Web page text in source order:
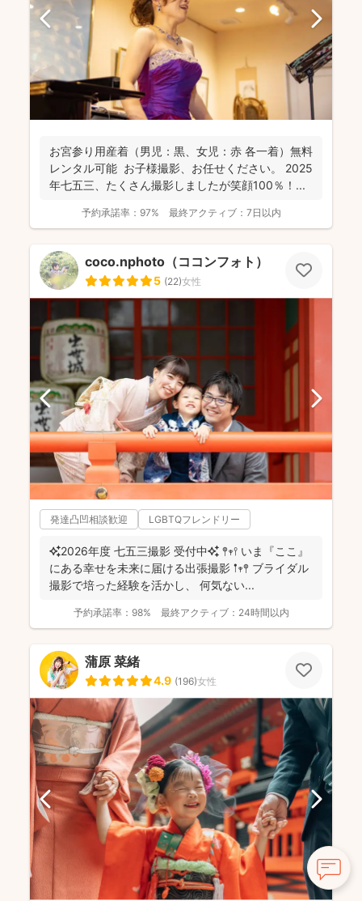
お宮参り用産着（男児：黒、女児：赤 各一着）無料
レンタル可能 お子様撮影、お任せください。 2025
年七五三、たくさん撮影しましたが笑顔100％！...
予約承諾率： 97% 最終アクティブ： 7日以内
coco.nphoto（ココンフォト）
5 (22)女性
発達凸凹相談歓迎 LGBTQフレンドリー
✨2026年度 七五三撮影 受付中✨ 𖤣𖥧𖥣 いま『ここ』
にある幸せを未来に届ける出張撮影 𖡡𖥧𖤣 ブライダル
撮影で培った経験を活かし、 何気ない...
予約承諾率： 98% 最終アクティブ： 24時間以内
蒲原 菜緒
4.9 (196)女性